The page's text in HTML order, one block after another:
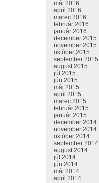
máj 2016
apríl 2016
marec 2016
február 2016
január 2016
december 2015
november 2015
október 2015
september 2015
august 2015
júl 2015
jún 2015
máj 2015
apríl 2015
marec 2015
február 2015
január 2015
december 2014
november 2014
október 2014
september 2014
august 2014
júl 2014
jún 2014
máj 2014
apríl 2014